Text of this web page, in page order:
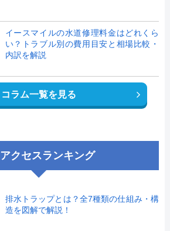
イースマイルの水道修理料金はどれくら
い？トラブル別の費用目安と相場比較・
内訳を解説
コラム一覧を見る
アクセスランキング
排水トラップとは？全7種類の仕組み・構
造を図解で解説！